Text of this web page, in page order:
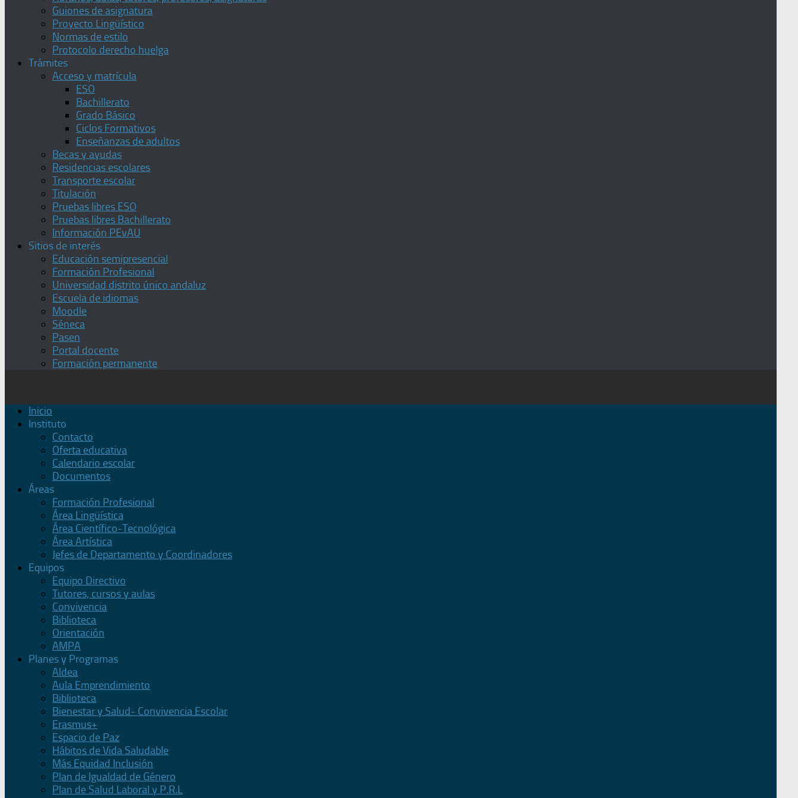
Guiones de asignatura
Proyecto Lingüístico
Normas de estilo
Protocolo derecho huelga
Trámites
Acceso y matrícula
ESO
Bachillerato
Grado Básico
Ciclos Formativos
Enseñanzas de adultos
Becas y ayudas
Residencias escolares
Transporte escolar
Titulación
Pruebas libres ESO
Pruebas libres Bachillerato
Información PEvAU
Sitios de interés
Educación semipresencial
Formación Profesional
Universidad distrito único andaluz
Escuela de idiomas
Moodle
Séneca
Pasen
Portal docente
Formación permanente
Inicio
Instituto
Contacto
Oferta educativa
Calendario escolar
Documentos
Áreas
Formación Profesional
Área Lingüística
Área Científico-Tecnológica
Área Artística
Jefes de Departamento y Coordinadores
Equipos
Equipo Directivo
Tutores, cursos y aulas
Convivencia
Biblioteca
Orientación
AMPA
Planes y Programas
Aldea
Aula Emprendimiento
Biblioteca
Bienestar y Salud- Convivencia Escolar
Erasmus+
Espacio de Paz
Hábitos de Vida Saludable
Más Equidad Inclusión
Plan de Igualdad de Género
Plan de Salud Laboral y P.R.L